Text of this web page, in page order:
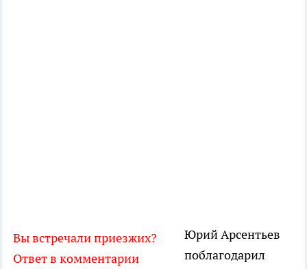
Вы встречали приезжих?
Ответ в комментарии
Юрий Арсентьев
поблагодарил